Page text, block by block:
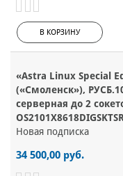
В КОРЗИНУ
«Astra Linux Special
(«Смоленск»),
серверная до 2
Новая подписка
34 500,00 руб.